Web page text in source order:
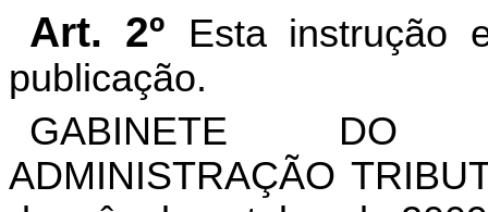
Art. 2º
Esta instrução
publicação.
GABINETE DO
ADMINISTRAÇÃO